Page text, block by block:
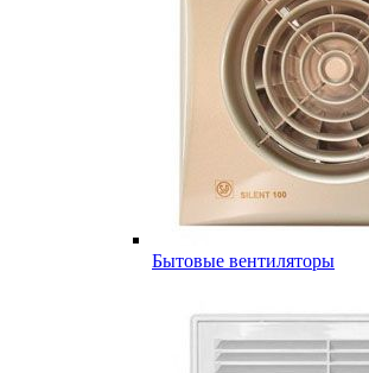
Бытовые вентиляторы